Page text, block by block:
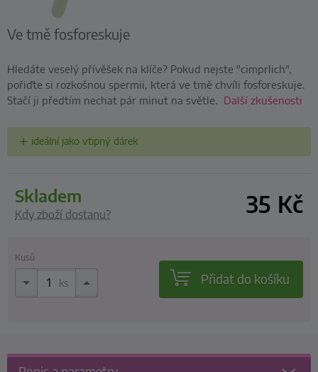
Ve tmě fosforeskuje
Hledáte veselý přívěšek na klíče? Pokud nejste "cimprlich",
pořiďte si rozkošnou spermii, která ve tmě chvíli fosforeskuje.
Stačí ji předtím nechat pár minut na světle. Další zkušenosti
ideální jako vtipný dárek
skladem
Kdy zboží dostanu? 35 Kč
Kusů
ks Přidat do košíku